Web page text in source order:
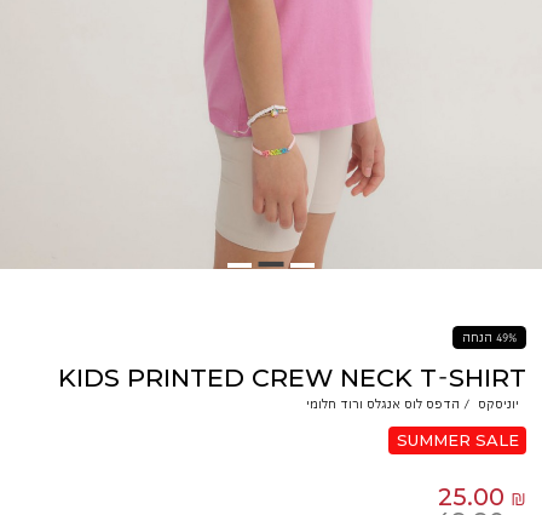
49% הנחה
KIDS PRINTED CREW NECK T-SHIRT
יוניסקס / הדפס לוס אנגלס ורוד חלומי
SUMMER SALE
25.00 ₪